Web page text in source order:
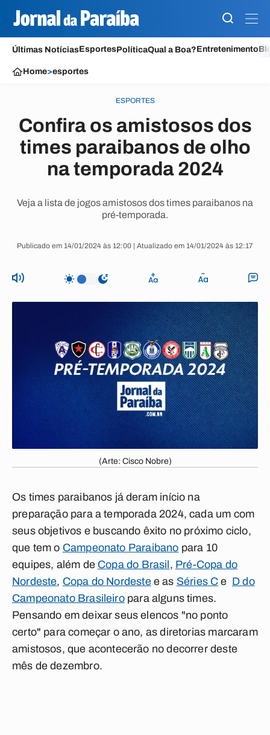
Últimas NotíciasEsportesPolíticaQual a Boa?Entretenimento
Home>esportes
ESPORTES
Confira os amistosos dos
times paraibanos de olho
na temporada 2024
Veja a lista de jogos amistosos dos times paraibanos na
pré-temporada.
Publicado em 14/01/2024 às 12:00 | Atualizado em 14/01/2024 às 12:17
(Arte: Cisco Nobre)
Os times paraibanos já deram início na
preparação para a temporada 2024, cada um com
seus objetivos e buscando êxito no próximo ciclo,
que tem o Campeonato Paraibano para 10
equipes, além de Copa do Brasil , Pré-Copa do
Nordeste, Copa do Nordestee as Séries C e D do
Campeonato Brasileiropara alguns times.
Pensando em deixar seus elencos "no ponto
certo" para começar o ano, as diretorias marcaram
amistosos, que acontecerão no decorrer deste
mês de dezembro.